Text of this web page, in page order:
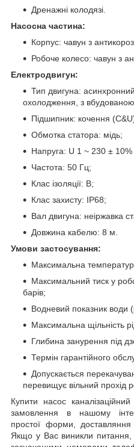
Дренажні колодязі.
Насосна частина:
Корпус: чавун з
Робоче колесо: чавун з
Електродвигун:
Тип двигуна:
охолодження, з
Підшипник: кочення
Обмотка статора: мідь;
Напруга: U 1 ~ 230 ±
Частота: 50 Гц;
Клас ізоляції: B;
Клас захисту: IP68;
Вал двигуна: неіржавка
Довжина кабелю: 8 м.
Умови застосування:
Максимальна
Максимальний тиск у
барів;
Водневий показник води
Максимальна щільність
Глибина занурення під
Термін гарантійного
Допускається
перевищує вільний прохід
Купити насос
замовлення в нашому
простої форми, доставляння
Якщо у Вас виникли